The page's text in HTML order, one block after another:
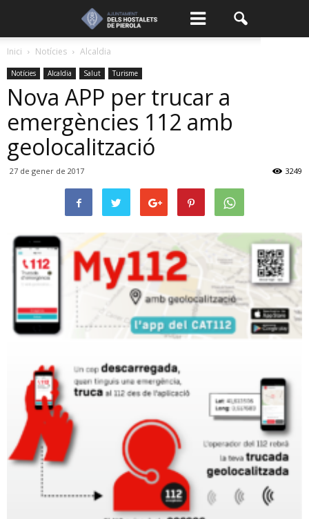
Inici Notícies Alcaldia
Notícies Alcaldia Salut Turisme
Nova APP per trucar a
emergències 112 amb
geolocalització
27 de gener de 2017 3249